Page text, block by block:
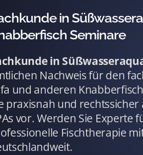
in
Seminare
in
Nachweis für den
und anderen
praxisnah und
vor. Werden Sie Experte
Fischtherapie